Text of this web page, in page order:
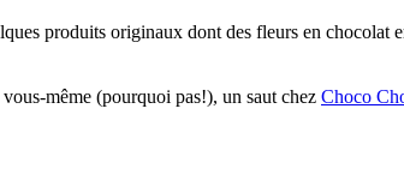
produits originaux dont des fleurs en chocolat
même (pourquoi pas!), un saut chez Choco